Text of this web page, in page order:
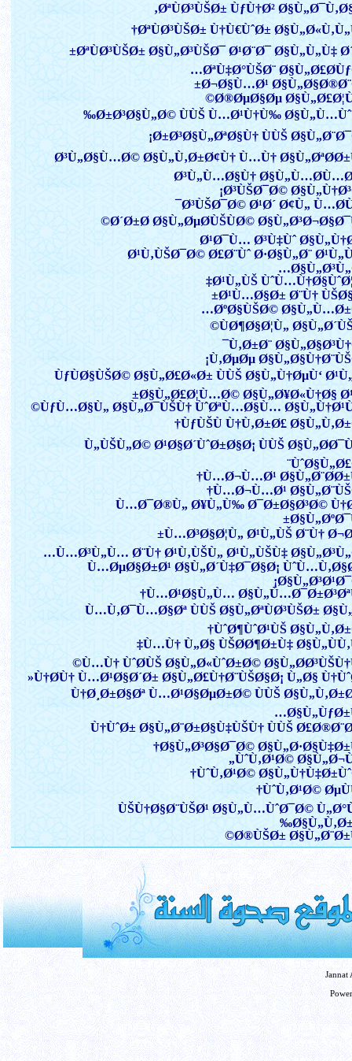
ØªÙØ³ÙŠØ± ÙƒÙ†Ø²
ØªÙØ³ÙŠØ± Ù†Ù€ÙˆØ±
ØªÙØ³ÙŠØ± Ø§Ù„Ø³ÙŠØ¯ Ø¹Ø¨Ø¯ Ø§Ù„Ù„Ù‡
ØªÙ‡Ø°ÙŠØ¨
Ø¬Ø§Ù…Ø¹
Ø®ØµØ§Øµ
Ø±Ø³Ø§Ù„Ø© ÙÙŠ Ù…Ø¹Ù†Ù‰
Ø±Ø³Ø§Ù„ØªØ§Ù† ÙÙŠ
Ø³Ù„Ø§Ù…Ø© Ø§Ù„Ù‚Ø±Ø¢Ù† Ù…Ù†
Ø³Ù„Ù…Ø§Ù†
Ø³ÙŠØ¯Ø©
Ø³ÙŠØ¯Ø© Ø¹Ø´ Ø¢Ù„
Ø´Ø±Ø­ Ø§Ù„ØµØ­ÙŠÙØ©
Ø¹Ø¯Ù… Ø³Ù‡Ùˆ
Ø¹Ù‚ÙŠØ¯Ø© Ø£Ø¨Ùˆ Ø·Ø§Ù„Ø¨
Ø¹Ù„ÙŠ
Ø¹Ù…Ø§Ø± Ø¨Ù†
ØºØ§ÙŠØ©
ÙØ¶Ø§Ø¦Ù„
Ù‚Ø±Ø¨
Ù‚ØµØµ
ÙƒÙØ§ÙŠØ© Ø§Ù„Ø£Ø«Ø± ÙÙŠ Ø§Ù„Ù†ØµÙ‘
Ø§Ù„Ø£Ø¦Ù…Ø© Ø§Ù„Ø¥Ø«Ù†Ø§
ÙƒÙ…Ø§Ù„ Ø§Ù„Ø¯ÙŠÙ† ÙˆØªÙ…Ø§Ù…
ÙƒÙŠÙ Ù†Ù‚Ø±Ø£
Ù„ÙŠÙ„Ø© Ø¹Ø§Ø´ÙˆØ±Ø§Ø¡ ÙÙŠ
Ù…Ø¬Ù…Ø¹
Ù…Ø¬Ù…Ø¹
Ù…Ø¯Ø®Ù„ Ø¥Ù„Ù‰ Ø¯Ø±Ø§Ø³Ø©
Ù…Ø³Ø§Ø¦Ù„ Ø¹Ù„ÙŠ Ø¨Ù†
Ù…Ø³Ù„Ù… Ø¨Ù† Ø¹Ù‚ÙŠÙ„ Ø¹Ù„ÙŠÙ‡
Ù…ØµØ§Ø±Ø¹ Ø§Ù„Ø´Ù‡Ø¯Ø§Ø¡
Ù…Ø¹Ø§Ù„Ù…
Ù…Ù‚Ø¯Ù…Ø§Øª ÙÙŠ Ø§Ù„ØªÙØ³ÙŠØ±
ÙˆØ¶ÙˆØ¹ÙŠ
Ù…Ù† Ù„Ø§ ÙŠØ­Ø¶Ø±Ù‡
Ù…Ù† ÙˆØ­ÙŠ Ø§Ù„Ø«ÙˆØ±Ø©
Ù†Ø­Ù† Ù…Ø¹Ø§Ø´Ø± Ø§Ù„Ø£Ù†Ø¨ÙŠØ§Ø¡ Ù„Ø§
Ù†Ø¸Ø±Ø§Øª Ù…Ø¹Ø§ØµØ±Ø© ÙÙŠ
Ù†ÙˆØ± Ø§Ù„Ø¨Ø±Ø§Ù‡ÙŠÙ† ÙÙŠ
Ø§Ù„Ø³Ø§Ø¯Ø©
ÙˆÙ‚Ø¹Ø©
ÙˆÙ‚Ø¹Ø©
ÙˆÙ‚Ø¹Ø©
ÙŠÙ†Ø§Ø¨ÙŠØ¹ Ø§Ù„Ù…ÙˆØ¯Ø©
Ø®ÙŠØ±
Jannat